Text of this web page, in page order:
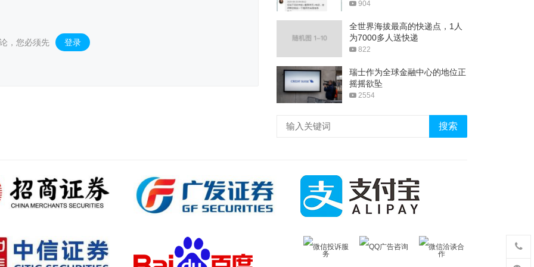
，您必须先 登录 。
904
全世界海拔最高的快递点，1人
为7000多人送快递
822
瑞士作为全球金融中心的地位正
摇摇欲坠
2554
搜索
微信投诉服
务
QQ广告咨询
微信洽谈合
作